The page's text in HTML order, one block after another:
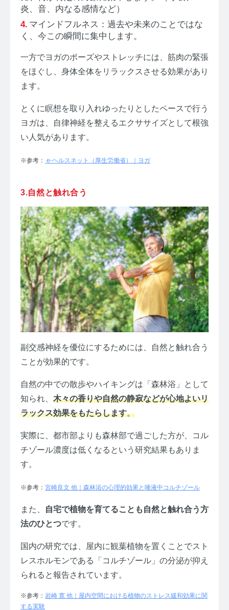
炎、音、内なる感情など）
マインドフルネス：過去や未来のことではな
く、今この瞬間に集中します。
一方でヨガのポーズやストレッチには、筋肉の緊張
をほぐし、身体全体をリラックスさせる効果があり
ます。
とくに瞑想を取り入れゆったりとしたペースで行う
ヨガは、自律神経を整えるエクササイズとして根強
い人気があります。
※参考： e-ヘルスネット（厚生労働省）｜ヨガ
3.自然と触れ合う
副交感神経を優位にするためには、自然と触れ合う
ことが効果的です。
自然の中での散歩やハイキングは「森林浴」として
知られ、 木々の香りや自然の静寂などが心地よいリ
ラックス効果をもたらします。
実際に、都市部よりも森林部で過ごした方が、コル
チゾール濃度は低くなるという研究結果もありま
す。
※参考： 宮崎良文 他｜森林浴の心理的効果と唾液中コルチゾール
また、
自宅で植物を育てることも自然と触れ合う方
法のひとつです。
国内の研究では、屋内に観葉植物を置くことでスト
レスホルモンである「コルチゾール」の分泌が抑え
られると報告されています。
※参考： 岩崎 寛 他｜屋内空間における植物のストレス緩和効果に関
する実験